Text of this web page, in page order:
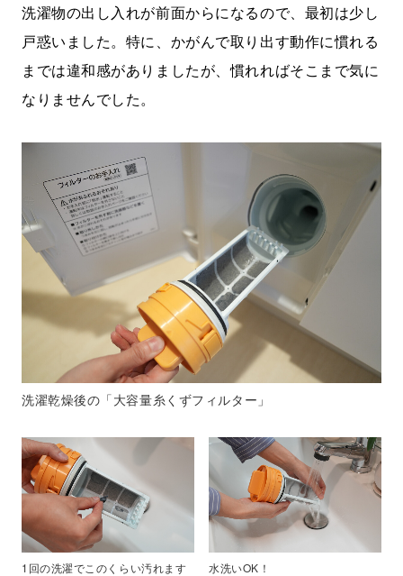
洗濯物の出し入れが前面からになるので、最初は少し
戸惑いました。特に、かがんで取り出す動作に慣れる
までは違和感がありましたが、慣れればそこまで気に
なりませんでした。
洗濯乾燥後の「大容量糸くずフィルター」
1回の洗濯でこのくらい汚れます 水洗いOK！